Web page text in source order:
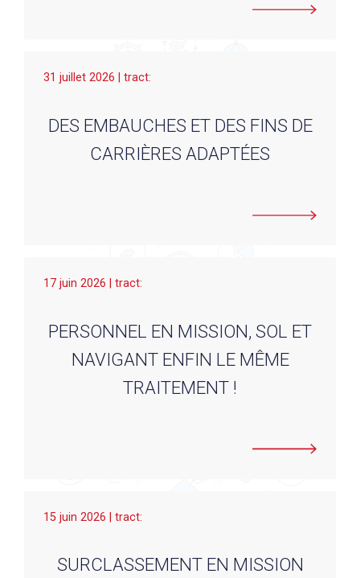
31 juillet 2026 | tract:
DES EMBAUCHES ET DES FINS DE
CARRIÈRES ADAPTÉES
17 juin 2026 | tract:
PERSONNEL EN MISSION, SOL ET
NAVIGANT ENFIN LE MÊME
TRAITEMENT !
15 juin 2026 | tract:
SURCLASSEMENT EN MISSION